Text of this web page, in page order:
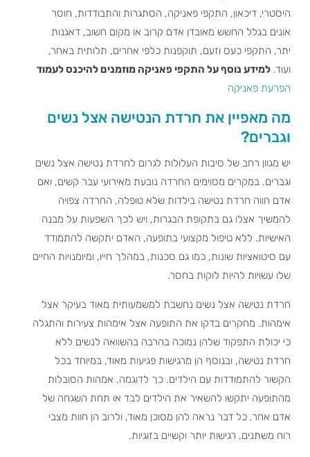
היסטרי, דיכאון, התקפי פאניקה, הסתגרות והתבודדות, חוסר
אונים בגלל החשש מאובדן אדם קרוב או מקום חשוב, דאגנות
יתר, התקפי כעס וזעם, תוקפנות כלפי אחרים, תלותית באחר,
ועוד. למידע נוסף על התקפי פאניקה מוזמנים להיכנס לעמוד
הפרעת פאניקה
מה מאפיין את חרדת הנטישה אצל נשים
וגברים?
יש מגוון רחב של סיבות העלולות לגרום לחרדת נטישה אצל נשים
וגברים. במקרים מסוימים החרדה נובעת מאירועי עבר קשים, ואם
אדם חווה חרדת נטישה בילדות שלא טופלה, החרדה צפויה
להמשיך אצלו גם בתקופת הבגרות, ויש לכך השפעות על מבנה
האישיות. ללא טיפול מקצועי בתופעה, האדם יתקשה להתמודד
עם סיטואציות שונות, כמו גם סכנות, במהלך חייו, ומיומנויות החיים
שלו עשויות להיות לוקות בחסר.
חרדת נטישה אצל נשים נחשבת למשמעותית מאוד בעיקר אצל
אימהות. מחקרים בדקו את התופעה אצל אימהות צעירות והתגלה
כי יכולת התפקוד שלהן נמוכה בהרבה בהשוואה לנשים ללא
חרדת נטישה, ובנוסף הן מרגישות פגיעות מאוד, במיוחד בכל
הקשור להתמודדות עם הילדים. כך לדוגמה, אמהות הסובלות
מהתופעה יתקשו להשאיר את הילדים לבד או תחת השגחה של
אדם אחר, כל דבר נראה להן מסוכן מאוד, ולרוב הן חוות מצבי
רוח משתנים, רגישות יותר וקשיים בזוגיות.